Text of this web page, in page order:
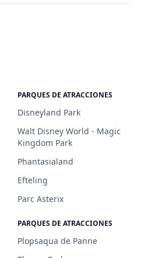
PARQUES DE ATRACCIONES
Disneyland Park
Walt Disney World - Magic
Kingdom Park
Phantasialand
Efteling
Parc Asterix
PARQUES DE ATRACCIONES
Plopsaqua de Panne